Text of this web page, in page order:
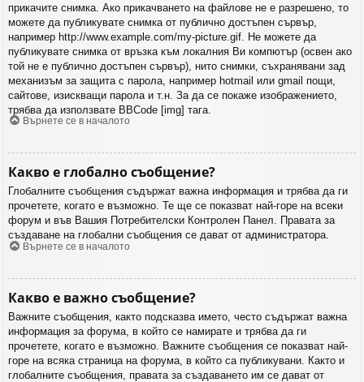
прикачите снимка. Ако прикачването на файлове не е разрешено, то
можете да публикувате снимка от публично достъпен сървър,
например http://www.example.com/my-picture.gif. Не можете да
публикувате снимка от връзка към локалния Ви компютър (освен ако
той не е публично достъпен сървър), нито снимки, съхранявани зад
механизъм за защита с парола, например hotmail или gmail пощи,
сайтове, изискващи парола и т.н. За да се покаже изображението,
трябва да използвате BBCode [img] тага.
Върнете се в началото
Какво е глобално съобщение?
Глобалните съобщения съдържат важна информация и трябва да ги
прочетете, когато е възможно. Те ще се показват най-горе на всеки
форум и във Вашия Потребителски Контролен Панел. Правата за
създаване на глобални съобщения се дават от администратора.
Върнете се в началото
Какво е важно съобщение?
Важните съобщения, както подсказва името, често съдържат важна
информация за форума, в който се намирате и трябва да ги
прочетете, когато е възможно. Важните съобщения се показват най-
горе на всяка страница на форума, в който са публикувани. Както и
глобалните съобщения, правата за създаването им се дават от